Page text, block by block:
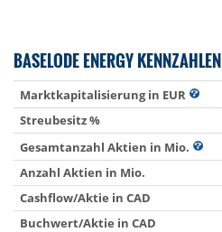
BASELODE ENERGY KENNZAHLEN
Marktkapitalisierung in EUR
Streubesitz %
Gesamtanzahl Aktien in Mio.
Anzahl Aktien in Mio.
Cashflow/Aktie in CAD
Buchwert/Aktie in CAD